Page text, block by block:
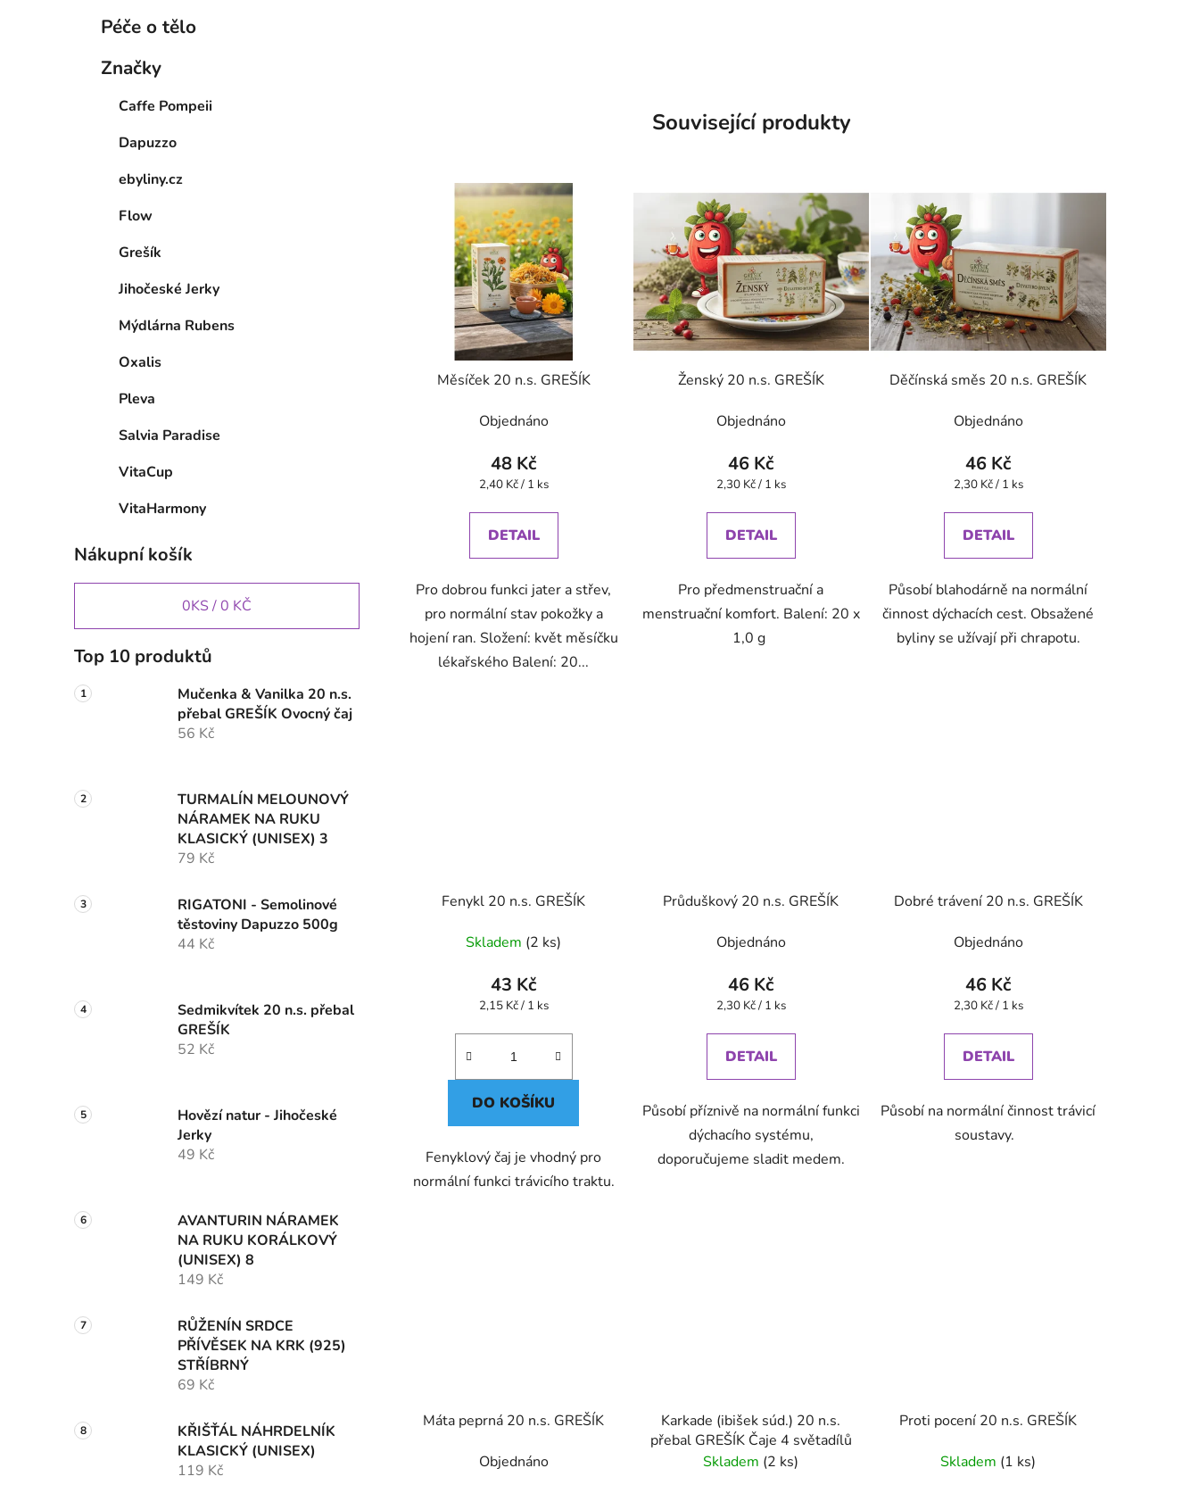
Péče o tělo
Značky
Caffe Pompeii
Dapuzzo
ebyliny.cz
Flow
Grešík
Jihočeské Jerky
Mýdlárna Rubens
Oxalis
Pleva
Salvia Paradise
VitaCup
VitaHarmony
Nákupní košík
0KS /0 KČ
Top 10 produktů
Mučenka & Vanilka 20 n.s.
přebal GREŠÍK Ovocný čaj
56 Kč
TURMALÍN MELOUNOVÝ
NÁRAMEK NA RUKU
KLASICKÝ (UNISEX) 3
79 Kč
RIGATONI - Semolinové
těstoviny Dapuzzo 500g
44 Kč
Sedmikvítek 20 n.s. přebal
GREŠÍK
52 Kč
Hovězí natur - Jihočeské
Jerky
49 Kč
AVANTURIN NÁRAMEK
NA RUKU KORÁLKOVÝ
(UNISEX) 8
149 Kč
RŮŽENÍN SRDCE
PŘÍVĚSEK NA KRK (925)
STŘÍBRNÝ
69 Kč
KŘIŠŤÁL NÁHRDELNÍK
KLASICKÝ (UNISEX)
119 Kč
Související produkty
Měsíček 20 n.s. GREŠÍK
Objednáno
48 Kč
Měrná
2,40 Kč / 1 ks
DETAIL
Pro dobrou funkci jater a střev,
pro normální stav pokožky a
hojení ran. Složení: květ měsíčku
lékařského Balení: 20...
Ženský 20 n.s. GREŠÍK
Objednáno
46 Kč
Měrná
2,30 Kč / 1 ks
DETAIL
Pro předmenstruační a
menstruační komfort. Balení: 20 x
1,0 g
Děčínská směs 20 n.s. GREŠÍK
Objednáno
46 Kč
Měrná
2,30 Kč / 1 ks
DETAIL
Působí blahodárně na normální
činnost dýchacích cest. Obsažené
byliny se užívají při chrapotu.
Fenykl 20 n.s. GREŠÍK
Skladem (2 ks)
43 Kč
Měrná
2,15 Kč / 1 ks
DO KOŠÍKU
Fenyklový čaj je vhodný pro
normální funkci trávicího traktu.
Průduškový 20 n.s. GREŠÍK
Objednáno
46 Kč
Měrná
2,30 Kč / 1 ks
DETAIL
Působí příznivě na normální funkci
dýchacího systému,
doporučujeme sladit medem.
Dobré trávení 20 n.s. GREŠÍK
Objednáno
46 Kč
Měrná
2,30 Kč / 1 ks
DETAIL
Působí na normální činnost trávicí
soustavy.
Máta peprná 20 n.s. GREŠÍK
Objednáno
Karkade (ibišek súd.) 20 n.s.
přebal GREŠÍK Čaje 4 světadílů
Skladem (2 ks)
Proti pocení 20 n.s. GREŠÍK
Skladem (1 ks)